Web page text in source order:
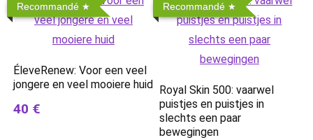
Recommandé
ÉleveRenew: Voor een veel
jongere en veel mooiere huid
40 €
Recommandé
Royal Skin 500: vaarwel
puistjes en puistjes in
slechts een paar
bewegingen